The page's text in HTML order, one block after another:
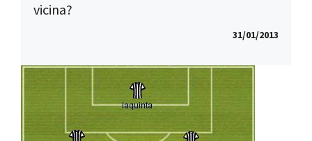
vicina?
31/01/2013